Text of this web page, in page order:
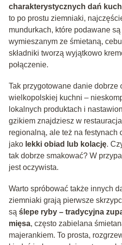
charakterystycznych dań
to po prostu ziemniaki,
mundurkach, które podawane
wymieszanym ze śmietaną,
składniki tworzą wyjątkowo
połączenie.
Tak przygotowane danie dobrze
wielkopolskiej kuchni –
lokalnych produktach i
gzikiem znajdziesz w
regionalną, ale też na festynach
jako lekki obiad lub kolację.
tak dobrze smakować? W
jest oczywista.
Warto spróbować także innych
ziemniaki grają pierwsze
są ślepe ryby – tradycyjna
mięsa, często zabielana
majerankiem. To prosta,